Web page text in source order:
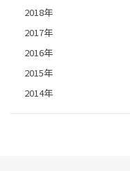
2018年
2017年
2016年
2015年
2014年